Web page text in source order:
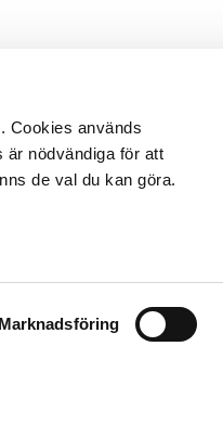
Cookies används
nödvändiga för att
de val du kan göra.
Marknadsföring